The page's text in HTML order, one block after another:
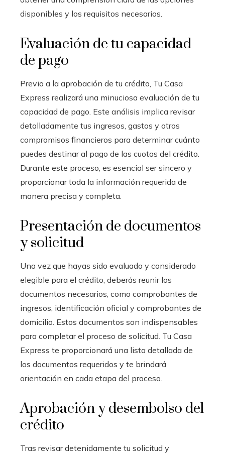
disponibles y los requisitos necesarios.
Evaluación de tu capacidad
de pago
Previo a la aprobación de tu crédito, Tu Casa
Express realizará una minuciosa evaluación de tu
capacidad de pago. Este análisis implica revisar
detalladamente tus ingresos, gastos y otros
compromisos financieros para determinar cuánto
puedes destinar al pago de las cuotas del crédito.
Durante este proceso, es esencial ser sincero y
proporcionar toda la información requerida de
manera precisa y completa.
Presentación de documentos
y solicitud
Una vez que hayas sido evaluado y considerado
elegible para el crédito, deberás reunir los
documentos necesarios, como comprobantes de
ingresos, identificación oficial y comprobantes de
domicilio. Estos documentos son indispensables
para completar el proceso de solicitud. Tu Casa
Express te proporcionará una lista detallada de
los documentos requeridos y te brindará
orientación en cada etapa del proceso.
Aprobación y desembolso del
crédito
Tras revisar detenidamente tu solicitud y